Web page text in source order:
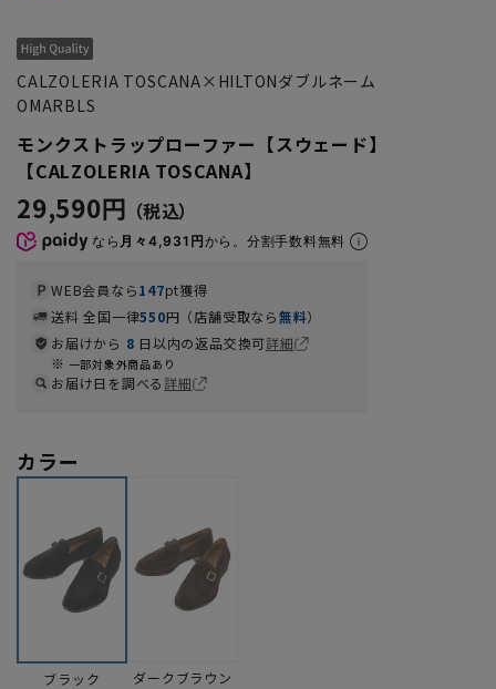
CALZOLERIA TOSCANA×HILTONダブルネーム
OMARBLS
モンクストラップローファー【スウェード】
【CALZOLERIA TOSCANA】
29,590円
なら 月々4,931円から。分割手数料無料
WEB会員なら147pt獲得
送料 全国一律550円（店舗受取なら無料）
お届けから 8 日以内の返品交換可詳細
一部対象外商品あり
お届け日を調べる詳細
カラー
ブラック ダークブラウン